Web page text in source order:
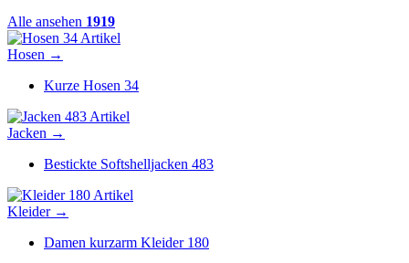
Alle ansehen 1919
34 Artikel
Hosen →
Kurze Hosen 34
483 Artikel
Jacken →
Bestickte Softshelljacken 483
180 Artikel
Kleider →
Damen kurzarm Kleider 180